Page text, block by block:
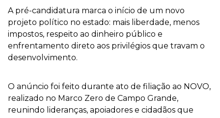
A pré-candidatura marca o início de um novo
projeto político no estado: mais liberdade, menos
impostos, respeito ao dinheiro público e
enfrentamento direto aos privilégios que travam o
desenvolvimento.
O anúncio foi feito durante ato de filiação ao NOVO,
realizado no Marco Zero de Campo Grande,
reunindo lideranças, apoiadores e cidadãos que